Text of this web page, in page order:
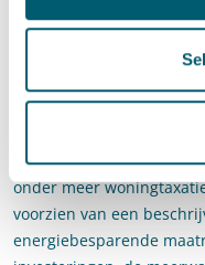
Rijksoverheid zal deze
zoals het Bouwbesluit
Omgevingswet het
Energielabel en de
Onder de verschillende
Klimaatakkoord maken
onder meer
voorzien van een
energiebesparende